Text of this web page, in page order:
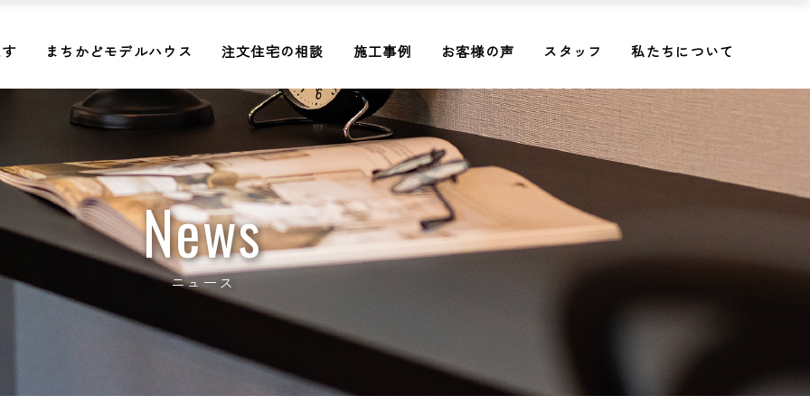
まちかどモデルハウス 注文住宅の相談 施工事例 お客様の声 スタッフ 私たちについて
News
ニュース